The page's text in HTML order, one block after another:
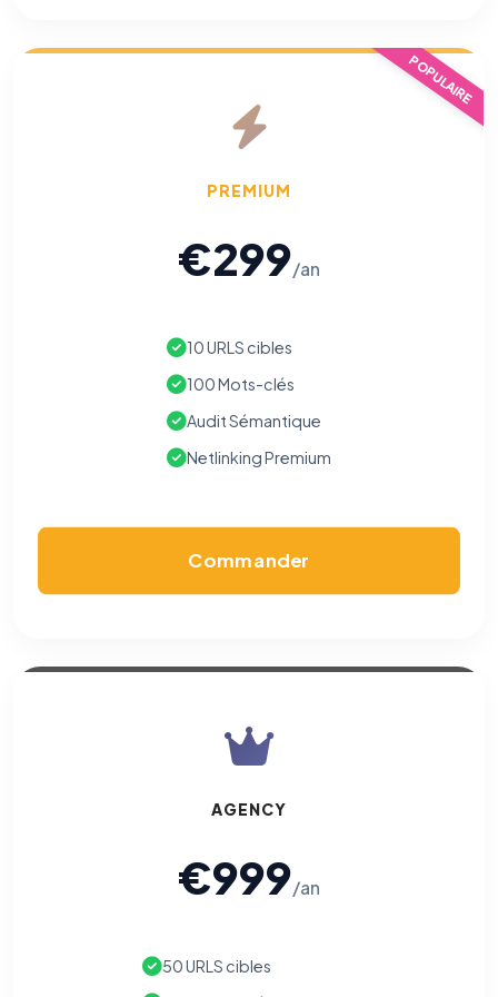
POPULAIRE
PREMIUM
€299/an
10 URLS cibles
100 Mots-clés
Audit Sémantique
Netlinking Premium
Commander
AGENCY
€999/an
50 URLS cibles